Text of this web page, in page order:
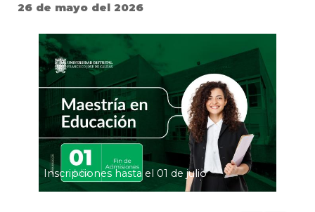
Agencia
de
noticias
UD
26 de mayo del 2026
Inscripciones hasta el 01 de julio